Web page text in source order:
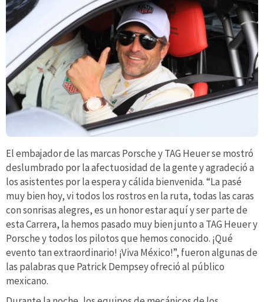
El embajador de las marcas Porsche y TAG Heuer se mostró
deslumbrado por la afectuosidad de la gente y agradeció a
los asistentes por la espera y cálida bienvenida. “La pasé
muy bien hoy, vi todos los rostros en la ruta, todas las caras
con sonrisas alegres, es un honor estar aquí y ser parte de
esta Carrera, la hemos pasado muy bien junto a TAG Heuer y
Porsche y todos los pilotos que hemos conocido. ¡Qué
evento tan extraordinario! ¡Viva México!”, fueron algunas de
las palabras que Patrick Dempsey ofreció al público
mexicano.